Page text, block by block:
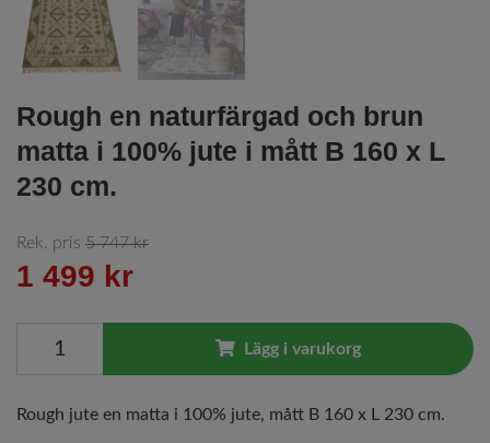
Rough en naturfärgad och brun
matta i 100% jute i mått B 160 x L
230 cm.
Rek. pris 5 747 kr
1 499 kr
Lägg i varukorg
Rough jute en matta i 100% jute, mått B 160 x L 230 cm.